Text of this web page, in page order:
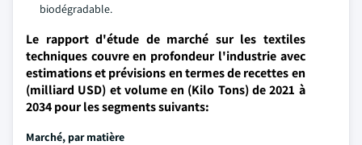
biodégradable.
Le rapport d'étude de marché sur les textiles
techniques couvre en profondeur l'industrie avec
estimations et prévisions en termes de recettes en
(milliard USD) et volume en (Kilo Tons) de 2021 à
2034 pour les segments suivants:
Marché, par matière